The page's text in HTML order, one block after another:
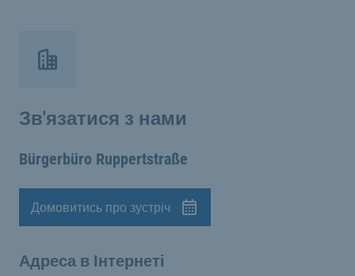
Зв'язатися з нами
Bürgerbüro Ruppertstraße
Призначення
Домовитись про зустріч
Адреса в Інтернеті